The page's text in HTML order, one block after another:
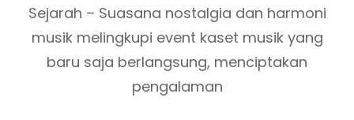
s
n
Sejarah – Suasana nostalgia dan harmoni
musik melingkupi event kaset musik yang
baru saja berlangsung, menciptakan
pengalaman